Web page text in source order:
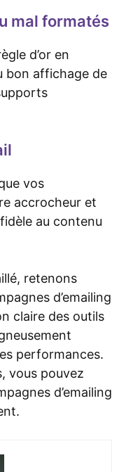
mal formatés
d’or en
bon affichage de
vos
accrocheur et
au contenu
retenons
d’emailing
claire des outils
performances.
vous pouvez
d’emailing